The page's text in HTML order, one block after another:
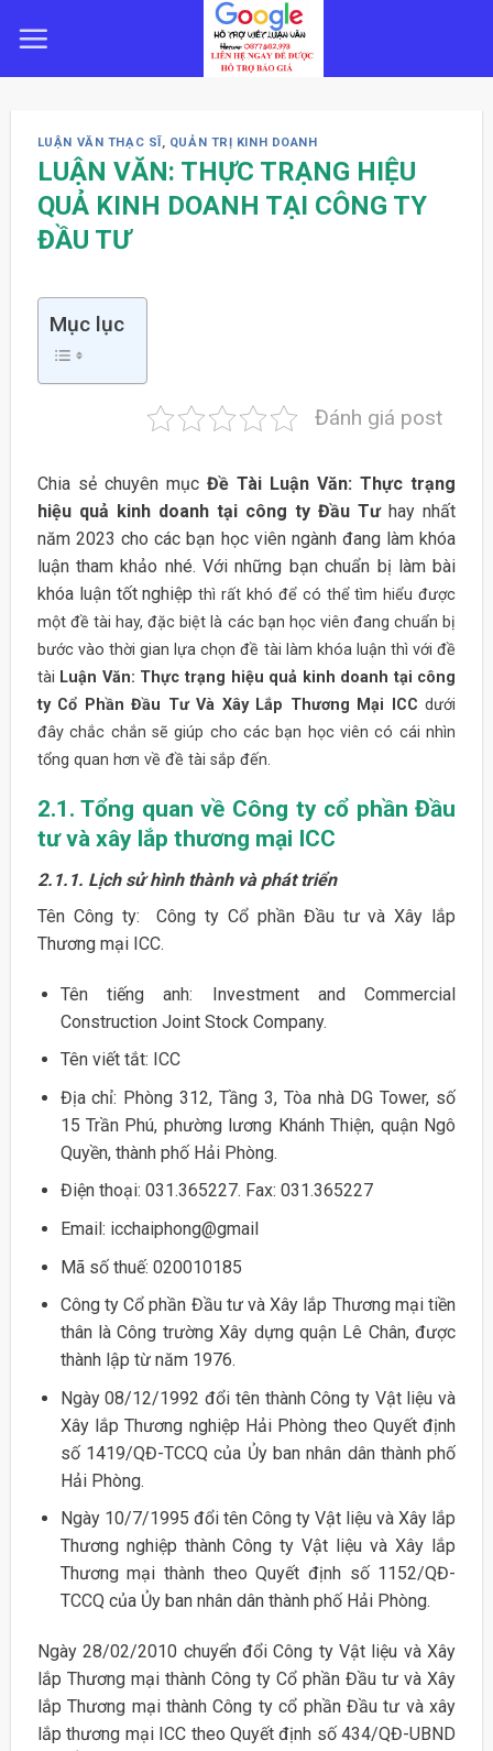
LUẬN VĂN THẠC SĨ , QUẢN TRỊ KINH DOANH
LUẬN VĂN: THỰC TRẠNG HIỆU
QUẢ KINH DOANH TẠI CÔNG TY
ĐẦU TƯ
Mục lục
Đánh giá post
Chia sẻ chuyên mục Đề Tài Luận Văn: Thực trạng
hiệu quả kinh doanh tại công ty Đầu Tưhay nhất
năm 2023 cho các bạn học viên ngành đang làm khóa
luận tham khảo nhé. Với những bạn chuẩn bị làm bài
khóa luận tốt nghiệp thì rất khó để có thể tìm hiểu được
một đề tài hay, đặc biệt là các bạn học viên đang chuẩn bị
bước vào thời gian lựa chọn đề tài làm khóa luận thì với đề
tài Luận Văn: Thực trạng hiệu quả kinh doanh tại công
ty Cổ Phần Đầu Tư Và Xây Lắp Thương Mại ICCdưới
đây chắc chắn sẽ giúp cho các bạn học viên có cái nhìn
tổng quan hơn về đề tài sắp đến.
2.1. Tổng quan về Công ty cổ phần Đầu
tư và xây lắp thương mại ICC
2.1.1. Lịch sử hình thành và phát triển
Tên Công ty: Công ty Cổ phần Đầu tư và Xây lắp
Thương mại ICC.
Tên tiếng anh: Investment and Commercial
Construction Joint Stock Company.
Tên viết tắt: ICC
Địa chỉ: Phòng 312, Tầng 3, Tòa nhà DG Tower, số
15 Trần Phú, phường lương Khánh Thiện, quận Ngô
Quyền, thành phố Hải Phòng.
Điện thoại: 031.365227. Fax: 031.365227
Email: icchaiphong@gmail
Mã số thuế: 020010185
Công ty Cổ phần Đầu tư và Xây lắp Thương mại tiền
thân là Công trường Xây dựng quận Lê Chân, được
thành lập từ năm 1976.
Ngày 08/12/1992 đổi tên thành Công ty Vật liệu và
Xây lắp Thương nghiệp Hải Phòng theo Quyết định
số 1419/QĐ-TCCQ của Ủy ban nhân dân thành phố
Hải Phòng.
Ngày 10/7/1995 đổi tên Công ty Vật liệu và Xây lắp
Thương nghiệp thành Công ty Vật liệu và Xây lắp
Thương mại thành theo Quyết định số 1152/QĐ-
TCCQ của Ủy ban nhân dân thành phố Hải Phòng.
Ngày 28/02/2010 chuyển đổi Công ty Vật liệu và Xây
lắp Thương mại thành Công ty Cổ phần Đầu tư và Xây
lắp Thương mại thành Công ty cổ phần Đầu tư và xây
lắp thương mại ICC theo Quyết định số 434/QĐ-UBND